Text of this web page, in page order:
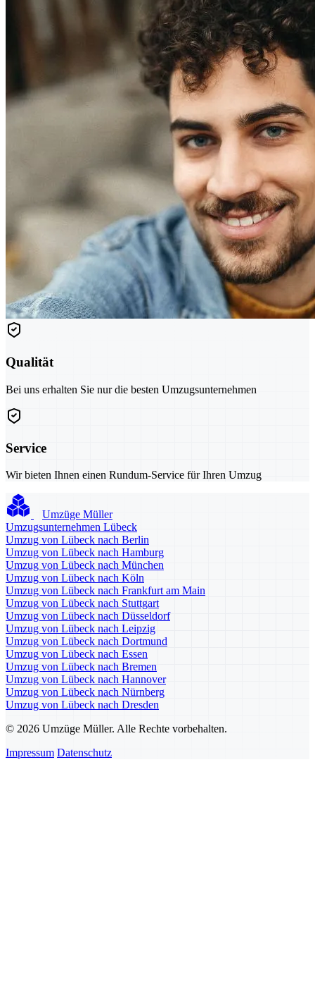
Qualität
Bei uns erhalten Sie nur die besten Umzugsunternehmen
Service
Wir bieten Ihnen einen Rundum-Service für Ihren Umzug
Umzüge Müller
Umzugsunternehmen Lübeck
Umzug von Lübeck nach Berlin
Umzug von Lübeck nach Hamburg
Umzug von Lübeck nach München
Umzug von Lübeck nach Köln
Umzug von Lübeck nach Frankfurt am Main
Umzug von Lübeck nach Stuttgart
Umzug von Lübeck nach Düsseldorf
Umzug von Lübeck nach Leipzig
Umzug von Lübeck nach Dortmund
Umzug von Lübeck nach Essen
Umzug von Lübeck nach Bremen
Umzug von Lübeck nach Hannover
Umzug von Lübeck nach Nürnberg
Umzug von Lübeck nach Dresden
© 2026 Umzüge Müller. Alle Rechte vorbehalten.
Impressum Datenschutz